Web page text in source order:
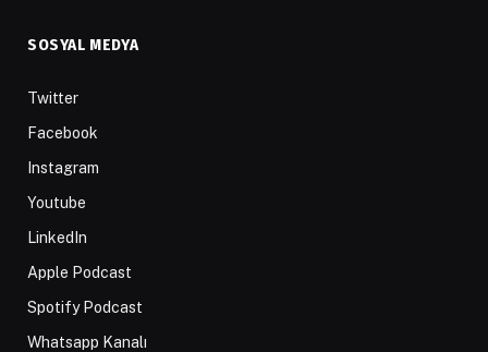
SOSYAL MEDYA
Twitter
Facebook
Instagram
Youtube
LinkedIn
Apple Podcast
Spotify Podcast
Whatsapp Kanalı